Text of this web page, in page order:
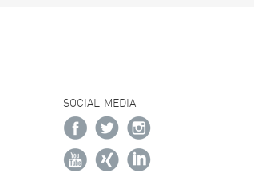
SOCIAL MEDIA